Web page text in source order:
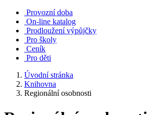
Provozní doba
On-line katalog
Prodloužení výpůjčky
Pro školy
Ceník
Pro děti
Úvodní stránka
Knihovna
Regionální osobnosti